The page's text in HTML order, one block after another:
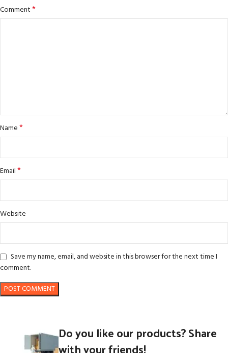
Comment*
Name*
Email*
Website
Save my name, email, and website in this browser for the next time I
comment.
Do you like our products? Share
with your friends!